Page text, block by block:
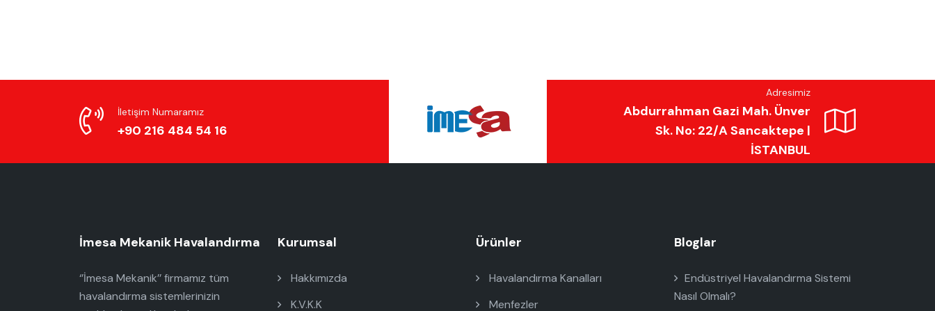
İletişim Numaramız
+90 216 484 54 16
Adresimiz
Abdurrahman Gazi Mah. Ünver
Sk. No: 22/A Sancaktepe |
İSTANBUL
İmesa Mekanik Havalandırma
‘’İmesa Mekanik’’ firmamız tüm
havalandırma sistemlerinizin
Kurumsal
Hakkımızda
K.V.K.K
Ürünler
Havalandırma Kanalları
Menfezler
Bloglar
Endüstriyel Havalandırma Sistemi
Nasıl Olmalı?